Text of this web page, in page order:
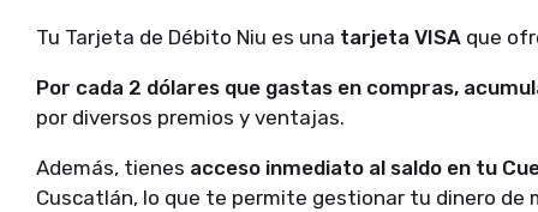
Tu Tarjeta de Débito Niu es una tarjeta VISA que
Por cada 2 dólares que gastas en compras,
por diversos premios y ventajas.
Además, tienes acceso inmediato al saldo en tu
Cuscatlán, lo que te permite gestionar tu dinero de